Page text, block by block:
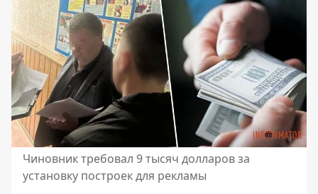
Чиновник требовал 9 тысяч долларов за
установку построек для рекламы